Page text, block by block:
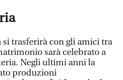
trasferirà con gli amici tra
sarà celebrato a
Negli ultimi anni la
produzioni